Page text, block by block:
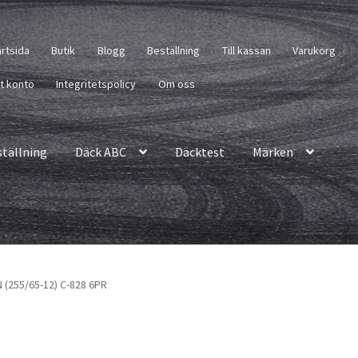
Butik Blogg Beställning Till kassan Varukorg
konto Integritetspolicy Om oss
Däck ABC Däcktest Märken
(255/65-12) C-828 6PR